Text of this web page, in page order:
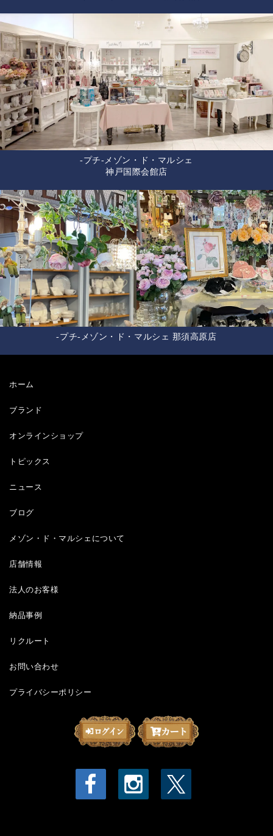
-プチ-メゾン・ド・マルシェ
神戸国際会館店
-プチ-メゾン・ド・マルシェ 那須高原店
ホーム
ブランド
オンラインショップ
トピックス
ニュース
ブログ
メゾン・ド・マルシェについて
店舗情報
法人のお客様
納品事例
リクルート
お問い合わせ
プライバシーポリシー